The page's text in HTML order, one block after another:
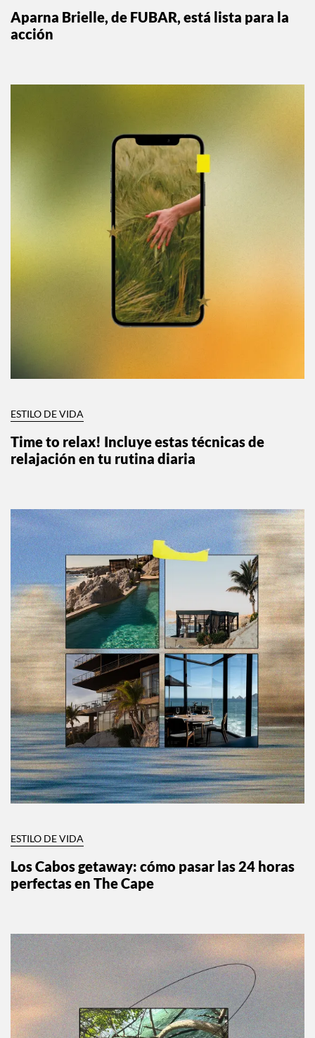
Aparna Brielle, de FUBAR, está lista para la
acción
ESTILO DE VIDA
Time to relax! Incluye estas técnicas de
relajación en tu rutina diaria
ESTILO DE VIDA
Los Cabos getaway: cómo pasar las 24 horas
perfectas en The Cape